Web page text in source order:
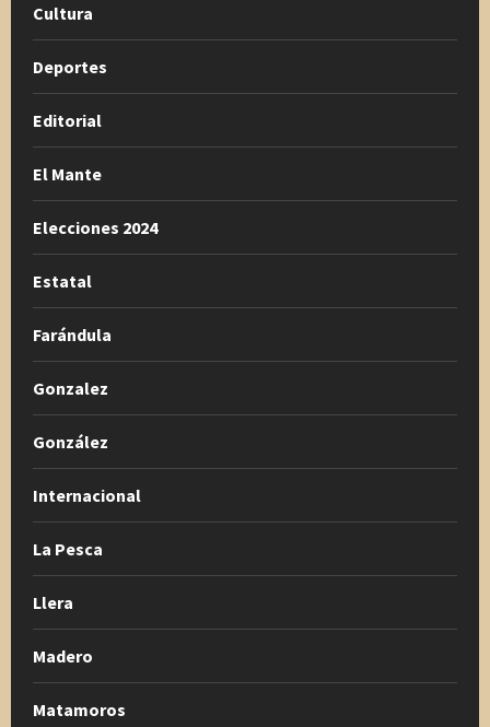
Cultura
Deportes
Editorial
El Mante
Elecciones 2024
Estatal
Farándula
Gonzalez
González
Internacional
La Pesca
Llera
Madero
Matamoros